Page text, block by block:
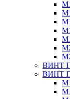
ВИНТ
ВИНТ
М
М